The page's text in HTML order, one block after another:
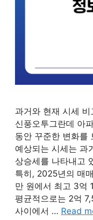
과거와 현재 시세
신풍오투그란데 아
동안 꾸준한 변화를
예상되는 시세는 과
상승세를 나타내고
특히, 2025년의 매
만 원에서 최고 3억
평균적으로는 2억
사이에서 … Read